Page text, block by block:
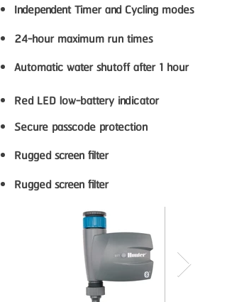
Independent Timer and Cycling modes
24-hour maximum run times
Automatic water shutoff after 1 hour
Red LED low-battery indicator
Secure passcode protection
Rugged screen filter
Rugged screen filter